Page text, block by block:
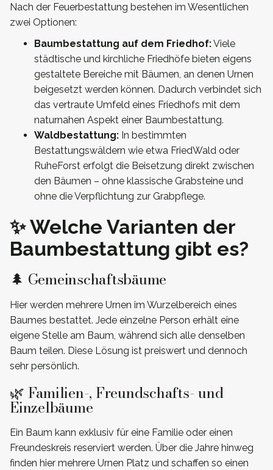
Nach der Feuerbestattung bestehen im Wesentlichen
zwei Optionen:
Baumbestattung auf dem Friedhof:Viele
städtische und kirchliche Friedhöfe bieten eigens
gestaltete Bereiche mit Bäumen, an denen Urnen
beigesetzt werden können. Dadurch verbindet sich
das vertraute Umfeld eines Friedhofs mit dem
naturnahen Aspekt einer Baumbestattung.
Waldbestattung: In bestimmten
Bestattungswäldern wie etwa FriedWald oder
RuheForst erfolgt die Beisetzung direkt zwischen
den Bäumen – ohne klassische Grabsteine und
ohne die Verpflichtung zur Grabpflege.
✨ Welche Varianten der
Baumbestattung gibt es?
🌲 Gemeinschaftsbäume
Hier werden mehrere Urnen im Wurzelbereich eines
Baumes bestattet. Jede einzelne Person erhält eine
eigene Stelle am Baum, während sich alle denselben
Baum teilen. Diese Lösung ist preiswert und dennoch
sehr persönlich.
🌿 Familien-, Freundschafts- und
Einzelbäume
Ein Baum kann exklusiv für eine Familie oder einen
Freundeskreis reserviert werden. Über die Jahre hinweg
finden hier mehrere Urnen Platz und schaffen so einen